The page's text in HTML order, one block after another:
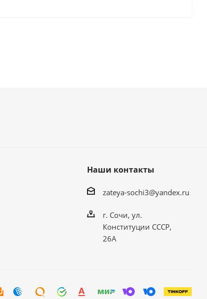
Наши контакты
zateya-sochi3@yandex.ru
г. Сочи, ул.
Конституции СССР,
26А